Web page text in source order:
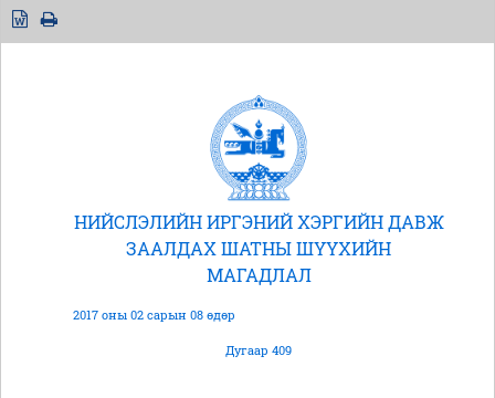
НИЙСЛЭЛИЙН ИРГЭНИЙ ХЭРГИЙН ДАВЖ
ЗААЛДАХ ШАТНЫ ШҮҮХИЙН
МАГАДЛАЛ
2017 оны 02 сарын 08 өдөр
Дугаар 409